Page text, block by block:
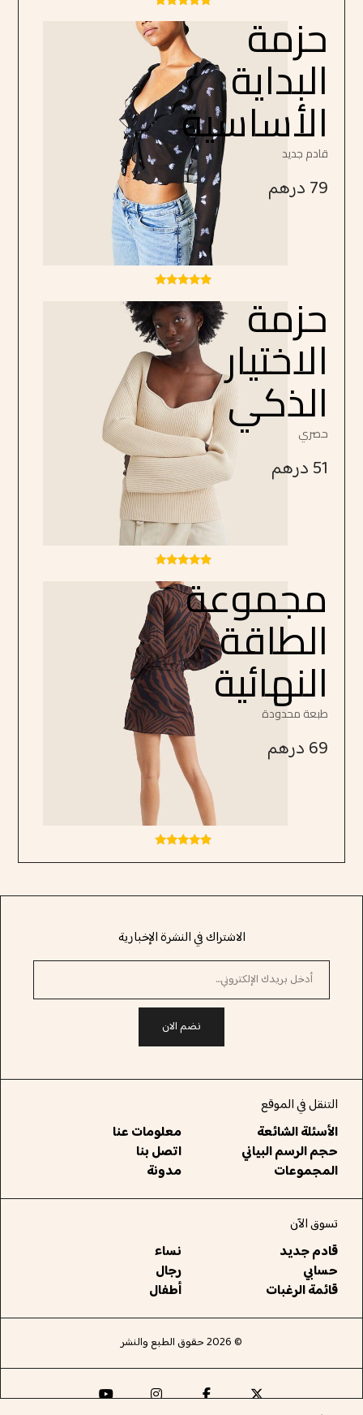
4.50
من 5
حزمة
البداية
الأساسية
قادم جديد
4.75
من 5
79درهم
حزمة
الاختيار
الذكي
حصري
4.50
من 5
51درهم
مجموعة
الطاقة
النهائية
طبعة محدودة
4.67
69درهم
الاشتراك في النشرة الإخبارية
نضم الان
التنقل في الموقع
معلومات عنا
الأسئلة الشائعة
اتصل بنا
حجم الرسم البياني
مدونة
المجموعات
تسوق الآن
نساء
قادم جديد
رجال
حسابي
أطفال
قائمة الرغبات
© 2026 حقوق الطبع والنشر